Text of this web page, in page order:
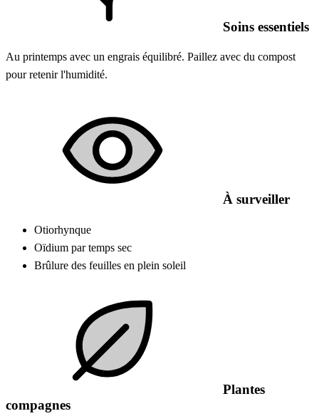
Soins essentiels
Au printemps avec un engrais équilibré. Paillez avec du compost
pour retenir l'humidité.
À surveiller
Otiorhynque
Oïdium par temps sec
Brûlure des feuilles en plein soleil
Plantes
compagnes